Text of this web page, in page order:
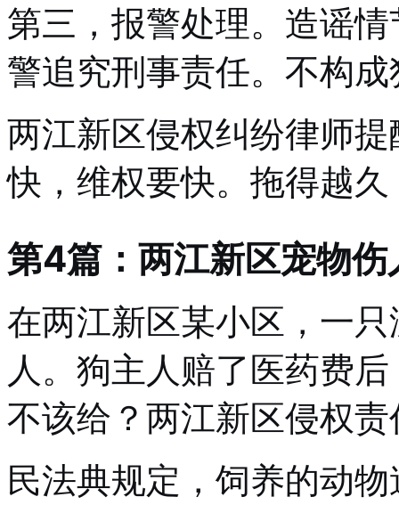
第三，报警处理。造谣
警追究刑事责任。不构
两江新区侵权纠纷律师
快，维权要快。拖得越
第4篇：两江新区宠物
在两江新区某小区，一
人。狗主人赔了医药费
不该给？两江新区侵权
民法典规定，饲养的动